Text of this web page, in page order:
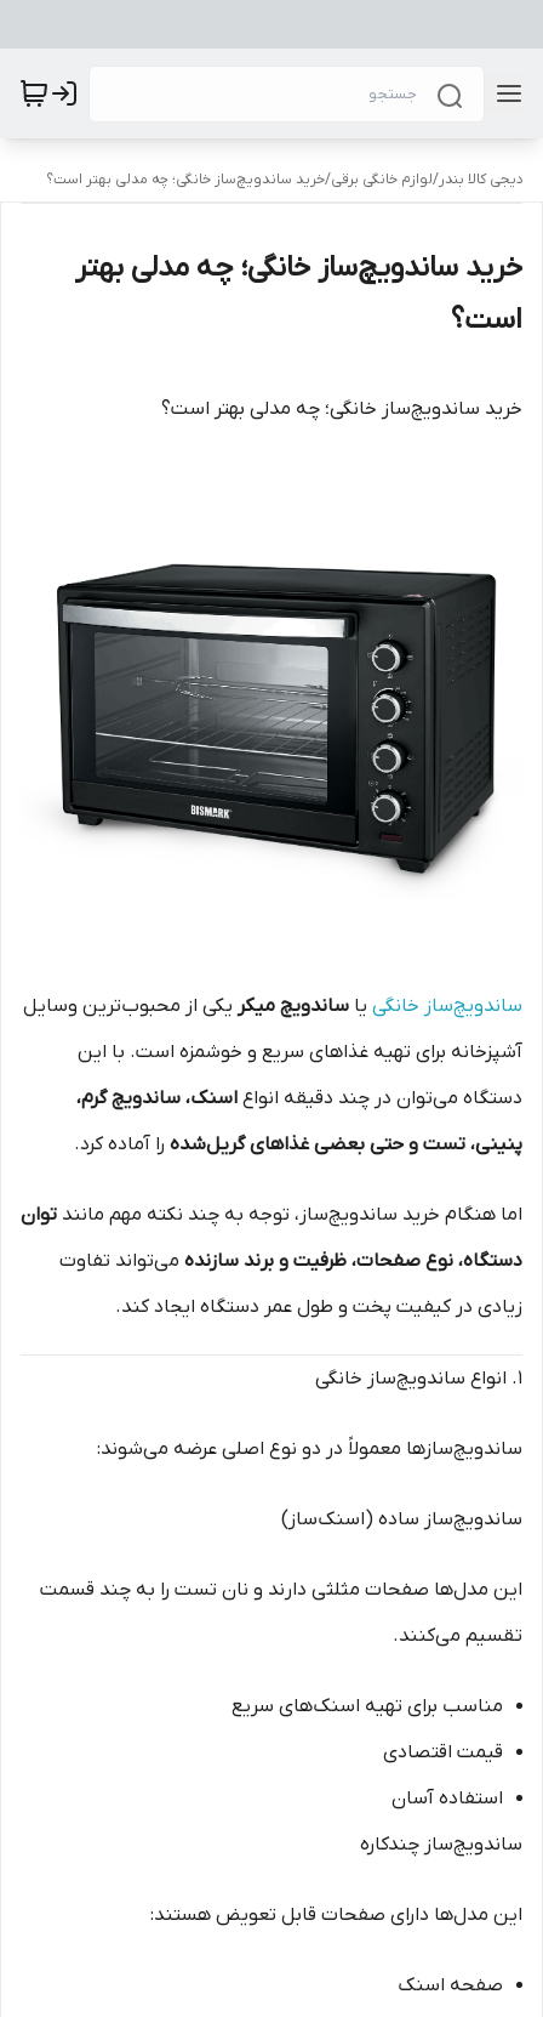
دیجی کالا بندر/لوازم خانگی برقی/خرید ساندویچ‌ساز خانگی؛ چه مدلی بهتر است؟
خرید ساندویچ‌ساز خانگی؛ چه مدلی بهتر
است؟
خرید ساندویچ‌ساز خانگی؛ چه مدلی بهتر است؟
ساندویچ‌ساز خانگی یا ساندویچ میکر یکی از محبوب‌ترین وسایل
آشپزخانه برای تهیه غذاهای سریع و خوشمزه است. با این
دستگاه می‌توان در چند دقیقه انواع اسنک، ساندویچ گرم،
پنینی، تست و حتی بعضی غذاهای گریل‌شده را آماده کرد.
اما هنگام خرید ساندویچ‌ساز، توجه به چند نکته مهم مانند توان
دستگاه، نوع صفحات، ظرفیت و برند سازنده می‌تواند تفاوت
زیادی در کیفیت پخت و طول عمر دستگاه ایجاد کند.
۱. انواع ساندویچ‌ساز خانگی
ساندویچ‌سازها معمولاً در دو نوع اصلی عرضه می‌شوند:
ساندویچ‌ساز ساده (اسنک‌ساز)
این مدل‌ها صفحات مثلثی دارند و نان تست را به چند قسمت
تقسیم می‌کنند.
مناسب برای تهیه اسنک‌های سریع
قیمت اقتصادی
استفاده آسان
ساندویچ‌ساز چندکاره
این مدل‌ها دارای صفحات قابل تعویض هستند:
صفحه اسنک